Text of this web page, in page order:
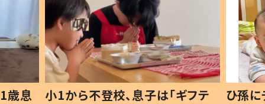
フテ
ひ孫にデレデレな80歳じいじ